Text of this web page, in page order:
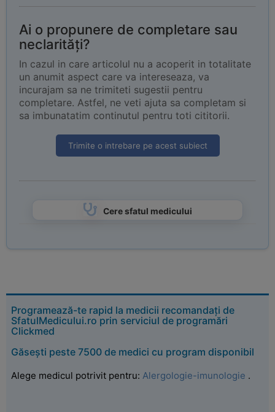
Ai o propunere de completare sau
neclarități?
In cazul in care articolul nu a acoperit in totalitate
un anumit aspect care va intereseaza, va
incurajam sa ne trimiteti sugestii pentru
completare. Astfel, ne veti ajuta sa completam si
sa imbunatatim continutul pentru toti cititorii.
Trimite o intrebare pe acest subiect
Cere sfatul medicului
Programează-te rapid la medicii recomandați de
SfatulMedicului.ro prin serviciul de programări
Clickmed
Găsești peste 7500 de medici cu program disponibil
Alege medicul potrivit pentru: Alergologie-imunologie .